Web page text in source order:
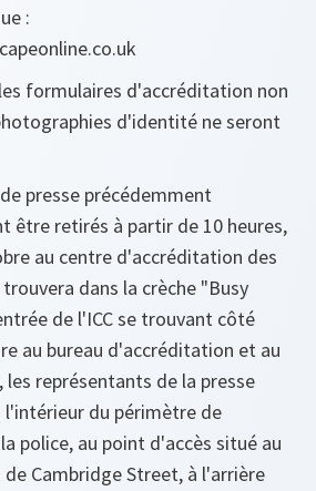
:
formulaires d'accréditation non
d'identité ne seront
presse précédemment
être retirés à partir de 10 heures,
au centre d'accréditation des
dans la crèche "Busy
de l'ICC se trouvant côté
au bureau d'accréditation et au
représentants de la presse
du périmètre de
police, au point d'accès situé au
de Cambridge Street, à l'arrière